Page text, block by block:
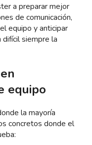
a preparar mejor
de comunicación,
equipo y anticipar
difícil siempre la
equipo
la mayoría
concretos donde el